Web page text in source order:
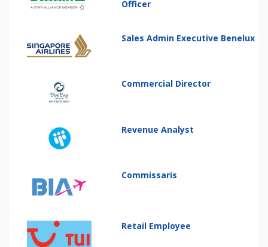
Officer
Sales Admin Executive Benelux
Commercial Director
Revenue Analyst
Commissaris
Retail Employee